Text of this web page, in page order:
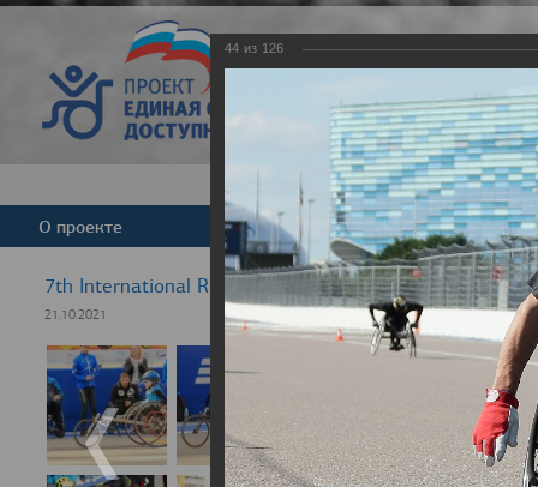
Версия для
О проекте Команда Новости
7th International Rezept-Sport Wheelchair Half
21.10.2021
44 из 126